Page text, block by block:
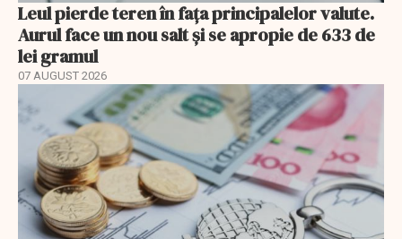
Leul pierde teren în fața principalelor valute.
Aurul face un nou salt și se apropie de 633 de
lei gramul
07 AUGUST 2026